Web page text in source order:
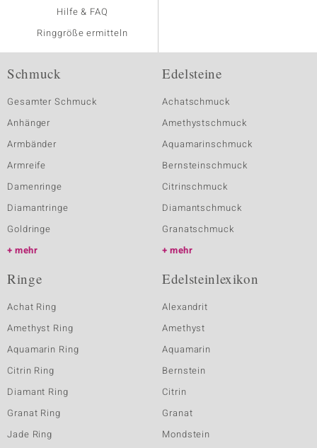
Hilfe & FAQ
Ringgröße ermitteln
Schmuck
Gesamter Schmuck
Anhänger
Armbänder
Armreife
Damenringe
Diamantringe
Goldringe
mehr
Edelsteine
Achatschmuck
Amethystschmuck
Aquamarinschmuck
Bernsteinschmuck
Citrinschmuck
Diamantschmuck
Granatschmuck
mehr
Ringe
Achat Ring
Amethyst Ring
Aquamarin Ring
Citrin Ring
Diamant Ring
Granat Ring
Jade Ring
Edelsteinlexikon
Alexandrit
Amethyst
Aquamarin
Bernstein
Citrin
Granat
Mondstein